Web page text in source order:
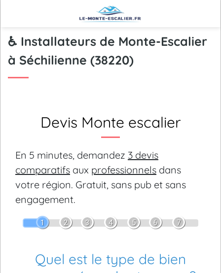
♿ Installateurs de Monte-Escalier
à Séchilienne (38220)
Devis Monte escalier
En 5 minutes, demandez 3 devis
comparatifs aux professionnels dans
votre région. Gratuit, sans pub et sans
engagement.
1 2 3 4 5 6 7
Quel est le type de bien